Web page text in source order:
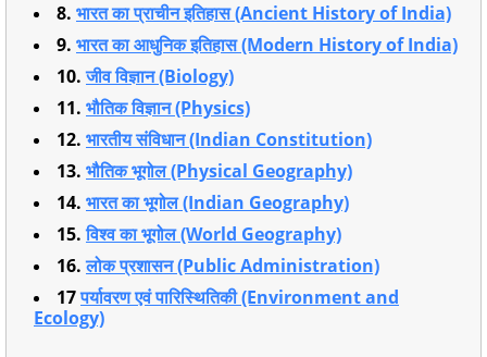
8. भारत का प्राचीन इतिहास (Ancient History of India)
9. भारत का आधुनिक इतिहास (Modern History of India)
10.जीव विज्ञान (Biology)
11. भौतिक विज्ञान (Physics)
12. भारतीय संविधान (Indian Constitution)
13. भौतिक भूगोल (Physical Geography)
14. भारत का भूगोल (Indian Geography)
15. विश्व का भूगोल (World Geography)
16.लोक प्रशासन (Public Administration)
17पर्यावरण एवं पारिस्थितिकी (Environment and
Ecology)